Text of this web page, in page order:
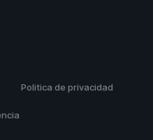
Politica de privacidad